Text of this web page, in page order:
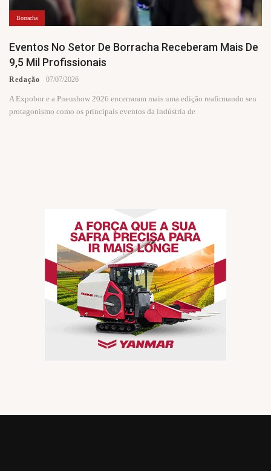
Borracha
Eventos No Setor De Borracha Receberam Mais De
9,5 Mil Profissionais
Redação 07/07/2026
A Expobor e a Pneushow 2026 encerraram mais uma edição reafirmando seu
protagonismo como os principais eventos da indústria de